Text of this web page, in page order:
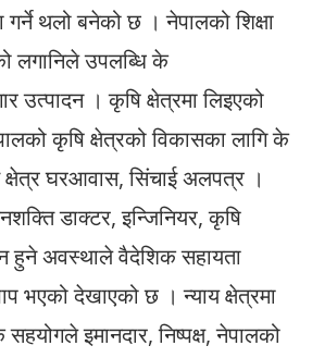
गर्ने थलो बनेको छ । नेपालको शिक्षा
लगानिले उपलब्धि के
उत्पादन । कृषि क्षेत्रमा लिइएको
कृषि क्षेत्रको विकासका लागि के
क्षेत्र घरआवास, सिंचाई अलपत्र ।
डाक्टर, इन्जिनियर, कृषि
हुने अवस्थाले वैदेशिक सहायता
भएको देखाएको छ । न्याय क्षेत्रमा
इमानदार, निष्पक्ष, नेपालको